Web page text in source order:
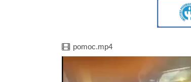
Film
pomoc.mp4